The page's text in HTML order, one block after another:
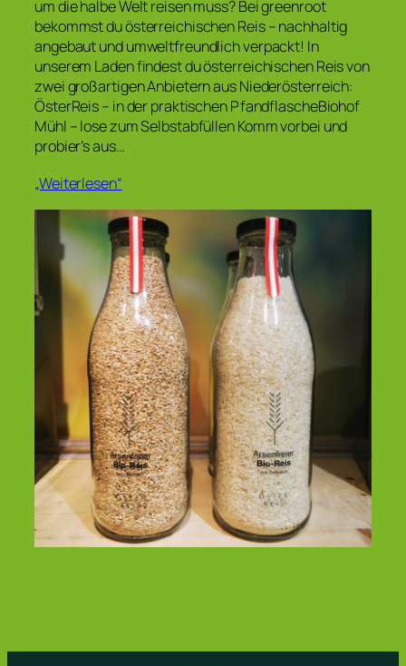
um die halbe Welt reisen muss? Bei greenroot
bekommst du österreichischen Reis – nachhaltig
angebaut und umweltfreundlich verpackt! In
unserem Laden findest du österreichischen Reis von
zwei großartigen Anbietern aus Niederösterreich:
ÖsterReis – in der praktischen PfandflascheBiohof
Mühl – lose zum Selbstabfüllen Komm vorbei und
probier’s aus…
„Weiterlesen“